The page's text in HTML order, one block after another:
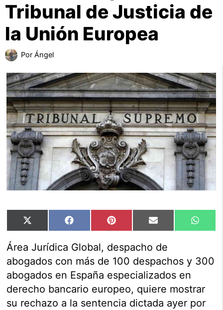
Tribunal de Justicia de
la Unión Europea
Por Ángel
Compartir
en
X
(Twitter)
Compartir
en
Facebook Compartir
en
Pinterest Compartir
en
Email
en
Área Jurídica Global, despacho de
abogados con más de 100 despachos y 300
abogados en España especializados en
derecho bancario europeo, quiere mostrar
su rechazo a la sentencia dictada ayer por